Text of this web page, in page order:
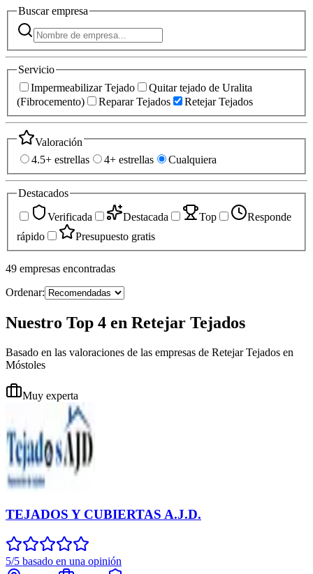
Buscarempresa
Servicio
Impermeabilizar Tejado
Quitar tejado de Uralita
(Fibrocemento)
Reparar Tejados Retejar Tejados
Valoración
4.5+ estrellas
4+ estrellas Cualquiera
Destacados
Verificada
Destacada Top
Responde
rápido
Presupuesto gratis
49 empresas encontradas
Ordenar:
Nuestro Top 4 en Retejar Tejados
Basado en las valoraciones de las empresas de Retejar Tejados en
Móstoles
Muy experta
TEJADOS Y CUBIERTAS A.J.D.
5/5 basado en una opinión